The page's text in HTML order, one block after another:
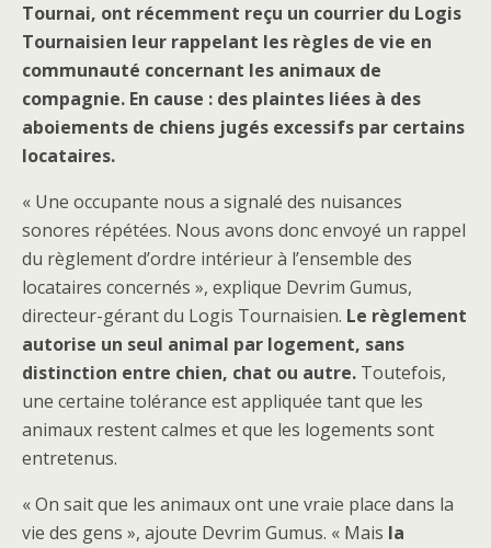
Tournai, ont récemment reçu un courrier du Logis
Tournaisien leur rappelant les règles de vie en
communauté concernant les animaux de
compagnie. En cause : des plaintes liées à des
aboiements de chiens jugés excessifs par certains
locataires.
« Une occupante nous a signalé des nuisances
sonores répétées. Nous avons donc envoyé un rappel
du règlement d’ordre intérieur à l’ensemble des
locataires concernés », explique Devrim Gumus,
directeur-gérant du Logis Tournaisien. Le règlement
autorise un seul animal par logement, sans
distinction entre chien, chat ou autre. Toutefois,
une certaine tolérance est appliquée tant que les
animaux restent calmes et que les logements sont
entretenus.
« On sait que les animaux ont une vraie place dans la
vie des gens », ajoute Devrim Gumus. « Mais la